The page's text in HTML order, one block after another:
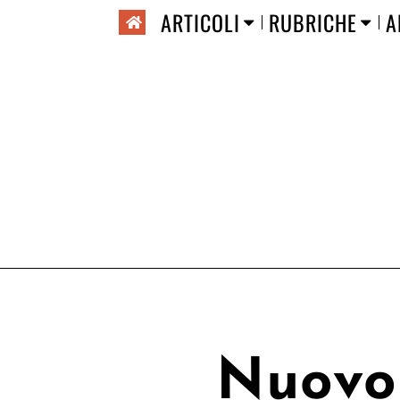
ARTICOLI RUBRICHE